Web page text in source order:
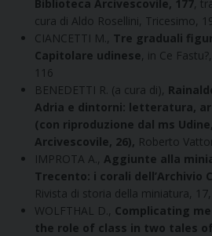
Biblioteca Arcivescovile, 177 ,
cura di Aldo Rosellini, Tricesimo,
CIANCETTI M., Tre graduali
Capitolare udinese , in Ce
116
BENEDETTI R. (a cura di),
Adria e dintorni: letteratura,
(con riproduzione dal ms
Arcivescovile, 26), Roberto
IMPROTA A., Aggiunte alla
Trecento: i corali dell’Archivio
Rivista di storia della miniatura,
WOLFTHAL D., Complicating
the role of class in two tales